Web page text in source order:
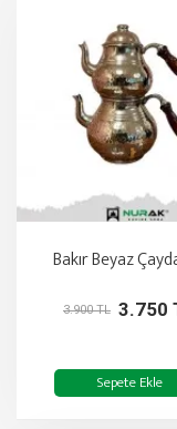
Bakır Beyaz
3.750
3.900 TL
Sepete Ekle